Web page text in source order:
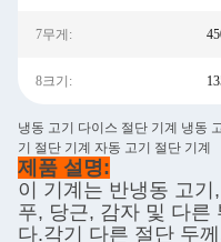
7무게:
8크기:
냉동 고기 다이스 절단 기계 냉동
기 절단 기계 자동 고기 절단 기계
제품 설명:
이 기계는 반냉동 고
푸, 당근, 감자 및 다른
다.각기 다른 절단 두